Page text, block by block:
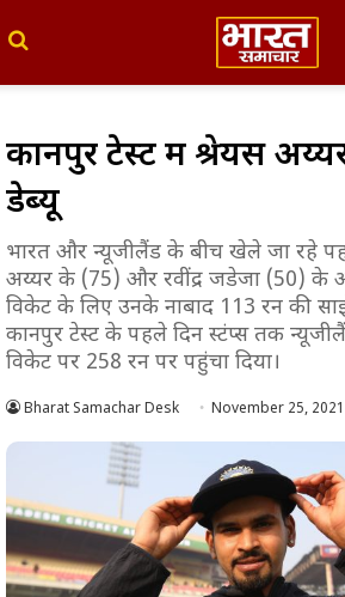
कानपुर टेस्ट में श्रेयस अय्यर
डेब्यू
भारत और न्यूजीलैंड के बीच खेले जा रहे
अय्यर के (75) और रवींद्र जडेजा (50) के
विकेट के लिए उनके नाबाद 113 रन की
कानपुर टेस्ट के पहले दिन स्टंप्स तक
विकेट पर 258 रन पर पहुंचा दिया।
Bharat Samachar Desk November 25, 2021